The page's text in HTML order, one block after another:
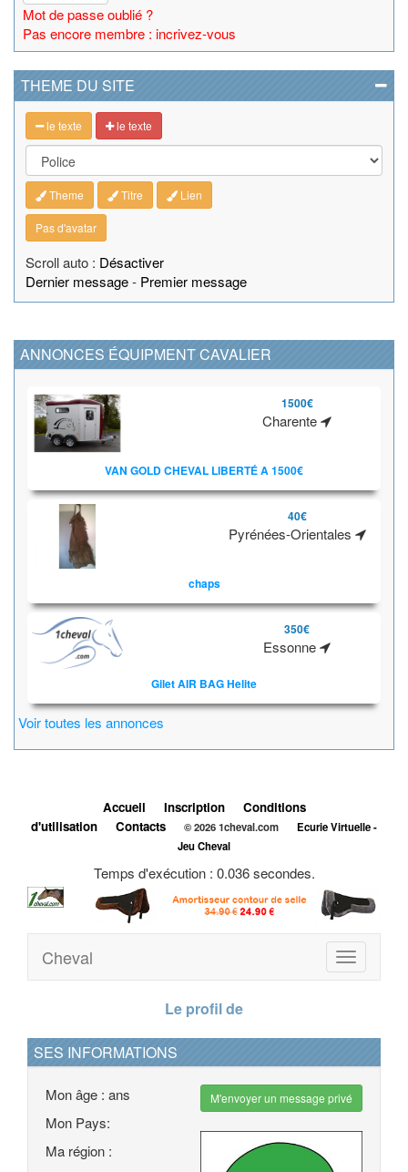
Mot de passe oublié ?
Pas encore membre : incrivez-vous
THEME DU SITE
le texte le texte
Theme Titre Lien
Pas d'avatar
Scroll auto : Désactiver
Dernier message- Premier message
ANNONCES ÉQUIPMENT CAVALIER
1500€
Charente
VAN GOLD CHEVAL LIBERTÉ A 1500€
40€
Pyrénées-Orientales
chaps
350€
Essonne
Gilet AIR BAG Helite
Voir toutes les annonces
Accueil Inscription
Conditions
d'utilisation
Contacts © 2026 1cheval.com
Ecurie Virtuelle -
Jeu Cheval
Temps d'exécution : 0.036 secondes.
Toggle
navigation
Cheval
Le profil de
SES INFORMATIONS
Mon âge : ans
Mon Pays:
Ma région :
M'envoyer un message privé